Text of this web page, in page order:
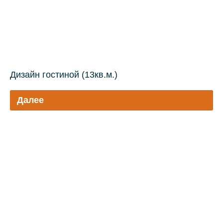
Дизайн гостиной (13кв.м.)
Далее